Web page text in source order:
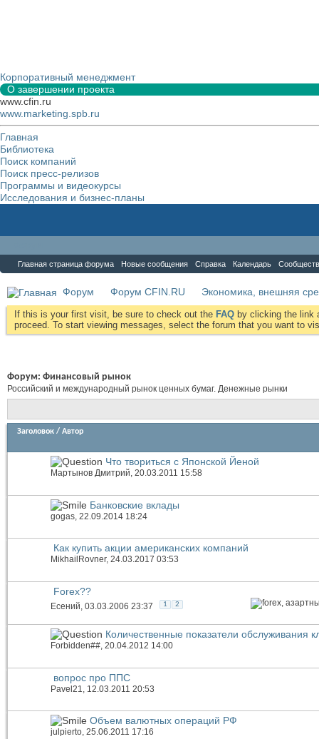
Корпоративный менеджмент
О завершении проекта
www.cfin.ru
www.marketing.spb.ru
Главная
Библиотека
Поиск компаний
Поиск пресс-релизов
Программы и видеокурсы
Исследования и бизнес-планы
Главная страница форума Новые сообщения Справка Календарь
Форум Форум CFIN.RU Экономика, внешняя
If this is your first visit, be sure to check out the FAQ by clicking the link
proceed. To start viewing messages, select the forum that you want to
Форум: Финансовый рынок
Российский и международный рынок ценных бумаг. Денежные рынки
Заголовок / Автор
Что твориться с Японской Йеной
Мартынов Дмитрий, 20.03.2011 15:58
Банковские вклады
gogas, 22.09.2014 18:24
Как купить акции американских компаний
MikhailRovner, 24.03.2017 03:53
Forex??
Есений , 03.03.2006 23:37 1 2
Количественные показатели обслуживания
Forbidden##, 20.04.2012 14:00
вопрос про ППС
Pavel21 , 12.03.2011 20:53
Объем валютных операций РФ
julpierto, 25.06.2011 17:16